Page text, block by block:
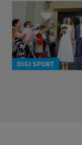
DIGI SPORT